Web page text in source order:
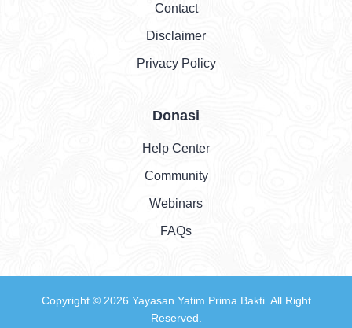
Contact
Disclaimer
Privacy Policy
Donasi
Help Center
Community
Webinars
FAQs
Copyright © 2026 Yayasan Yatim Prima Bakti. All Right
Reserved.